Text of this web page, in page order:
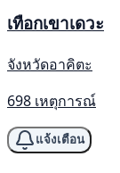
เทือกเขาเดวะ
จังหวัดอาคิตะ
698 เหตุการณ์
แจ้งเตือน